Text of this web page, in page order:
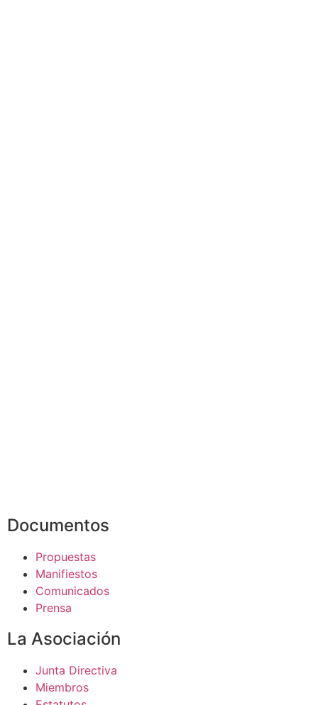
Documentos
Propuestas
Manifiestos
Comunicados
Prensa
La Asociación
Junta Directiva
Miembros